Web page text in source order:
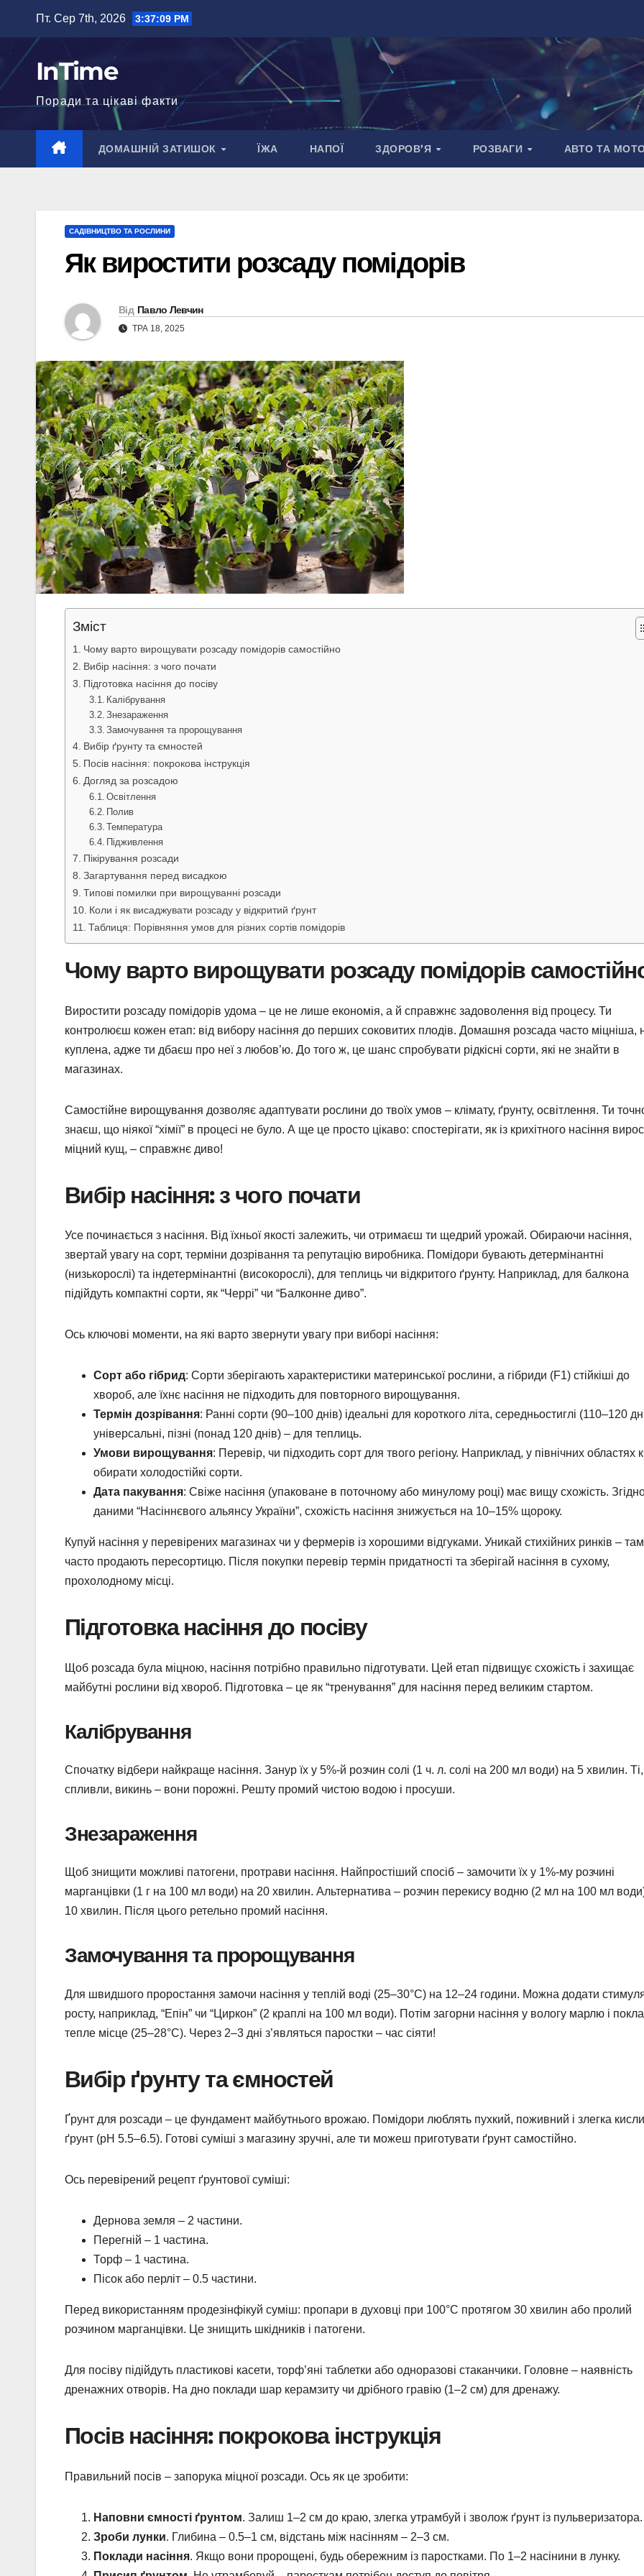
вмісту
Пт. Сер 7th, 2026 3:37:10 PM
InTime
Поради та цікаві факти
ДОМАШНІЙ ЗАТИШОК ЇЖА НАПОЇ ЗДОРОВ’Я РОЗВАГИ АВТО ТА
САДІВНИЦТВО ТА РОСЛИНИ
Як виростити розсаду помідорів
Від Павло Левчин
ТРА 18, 2025
Зміст
Чому варто вирощувати розсаду помідорів самостійно
Вибір насіння: з чого почати
Підготовка насіння до посіву
Калібрування
Знезараження
Замочування та пророщування
Вибір ґрунту та ємностей
Посів насіння: покрокова інструкція
Догляд за розсадою
Освітлення
Полив
Температура
Підживлення
Пікірування розсади
Загартування перед висадкою
Типові помилки при вирощуванні розсади
Коли і як висаджувати розсаду у відкритий ґрунт
Таблиця: Порівняння умов для різних сортів помідорів
Чому варто вирощувати розсаду помідорів
Виростити розсаду помідорів удома – це не лише економія, а й справжнє задоволення від процесу. Ти
контролюєш кожен етап: від вибору насіння до перших соковитих плодів. Домашня розсада часто міцніша,
куплена, адже ти дбаєш про неї з любов’ю. До того ж, це шанс спробувати рідкісні сорти, які не знайти в
магазинах.
Самостійне вирощування дозволяє адаптувати рослини до твоїх умов – клімату, ґрунту, освітлення. Ти
знаєш, що ніякої “хімії” в процесі не було. А ще це просто цікаво: спостерігати, як із крихітного насіння
міцний кущ, – справжнє диво!
Вибір насіння: з чого почати
Усе починається з насіння. Від їхньої якості залежить, чи отримаєш ти щедрий урожай. Обираючи насіння,
звертай увагу на сорт, терміни дозрівання та репутацію виробника. Помідори бувають детермінантні
(низькорослі) та індетермінантні (високорослі), для теплиць чи відкритого ґрунту. Наприклад, для балкона
підійдуть компактні сорти, як “Черрі” чи “Балконне диво”.
Ось ключові моменти, на які варто звернути увагу при виборі насіння:
Сорт або гібрид: Сорти зберігають характеристики материнської рослини, а гібриди (F1) стійкіші до
хвороб, але їхнє насіння не підходить для повторного вирощування.
Термін дозрівання: Ранні сорти (90–100 днів) ідеальні для короткого літа, середньостиглі (110–120
універсальні, пізні (понад 120 днів) – для теплиць.
Умови вирощування: Перевір, чи підходить сорт для твого регіону. Наприклад, у північних областях
обирати холодостійкі сорти.
Дата пакування: Свіже насіння (упаковане в поточному або минулому році) має вищу схожість.
даними “Насіннєвого альянсу України”, схожість насіння знижується на 10–15% щороку.
Купуй насіння у перевірених магазинах чи у фермерів із хорошими відгуками. Уникай стихійних ринків – там
часто продають пересортицю. Після покупки перевір термін придатності та зберігай насіння в сухому,
прохолодному місці.
Підготовка насіння до посіву
Щоб розсада була міцною, насіння потрібно правильно підготувати. Цей етап підвищує схожість і захищає
майбутні рослини від хвороб. Підготовка – це як “тренування” для насіння перед великим стартом.
Калібрування
Спочатку відбери найкраще насіння. Занур їх у 5%-й розчин солі (1 ч. л. солі на 200 мл води) на 5 хвилин.
спливли, викинь – вони порожні. Решту промий чистою водою і просуши.
Знезараження
Щоб знищити можливі патогени, протрави насіння. Найпростіший спосіб – замочити їх у 1%-му розчині
марганцівки (1 г на 100 мл води) на 20 хвилин. Альтернатива – розчин перекису водню (2 мл на 100 мл
10 хвилин. Після цього ретельно промий насіння.
Замочування та пророщування
Для швидшого проростання замочи насіння у теплій воді (25–30°C) на 12–24 години. Можна додати
росту, наприклад, “Епін” чи “Циркон” (2 краплі на 100 мл води). Потім загорни насіння у вологу марлю і
тепле місце (25–28°C). Через 2–3 дні з’являться паростки – час сіяти!
Вибір ґрунту та ємностей
Ґрунт для розсади – це фундамент майбутнього врожаю. Помідори люблять пухкий, поживний і злегка
ґрунт (pH 5.5–6.5). Готові суміші з магазину зручні, але ти можеш приготувати ґрунт самостійно.
Ось перевірений рецепт ґрунтової суміші:
Дернова земля – 2 частини.
Перегній – 1 частина.
Торф – 1 частина.
Пісок або перліт – 0.5 частини.
Перед використанням продезінфікуй суміш: пропари в духовці при 100°C протягом 30 хвилин або пролий
розчином марганцівки. Це знищить шкідників і патогени.
Для посіву підійдуть пластикові касети, торф’яні таблетки або одноразові стаканчики. Головне – наявність
дренажних отворів. На дно поклади шар керамзиту чи дрібного гравію (1–2 см) для дренажу.
Посів насіння: покрокова інструкція
Правильний посів – запорука міцної розсади. Ось як це зробити:
Наповни ємності ґрунтом. Залиш 1–2 см до краю, злегка утрамбуй і зволож ґрунт із пульверизатора.
Зроби лунки. Глибина – 0.5–1 см, відстань між насінням – 2–3 см.
Поклади насіння. Якщо вони пророщені, будь обережним із паростками. По 1–2 насінини в лунку.